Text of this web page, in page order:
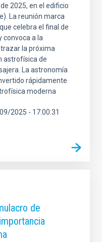
2025, en el edificio
La reunión marca
celebra el final de
convoca a la
la próxima
astrofísica de
La astronomía
rápidamente
moderna
2025 - 17:00:31
de